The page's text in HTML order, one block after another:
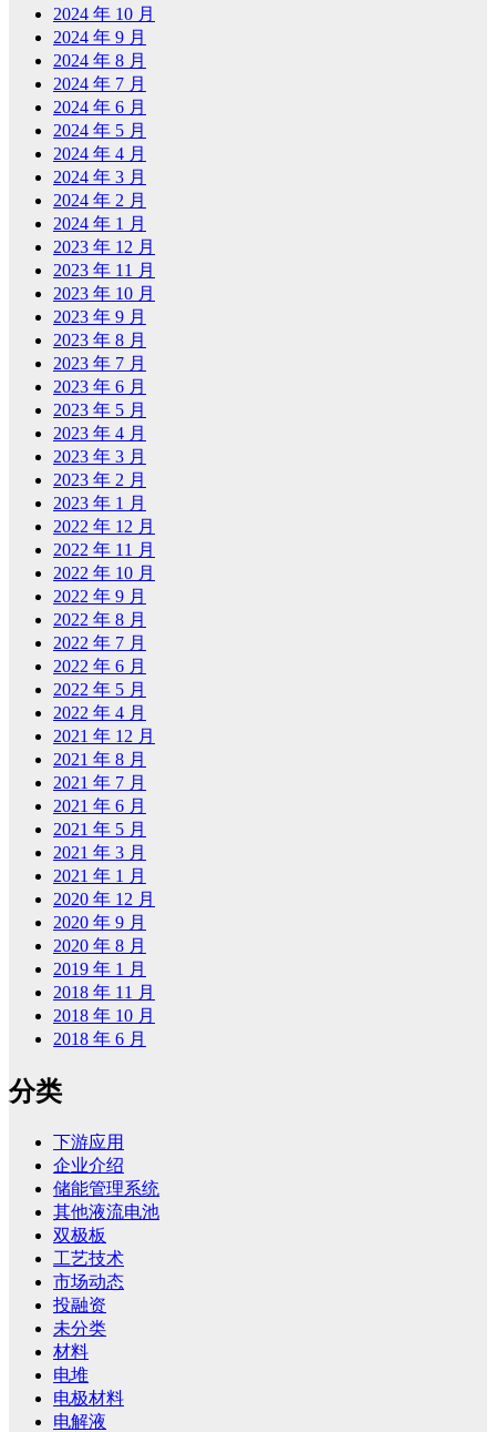
2024 年 10 月
2024 年 9 月
2024 年 8 月
2024 年 7 月
2024 年 6 月
2024 年 5 月
2024 年 4 月
2024 年 3 月
2024 年 2 月
2024 年 1 月
2023 年 12 月
2023 年 11 月
2023 年 10 月
2023 年 9 月
2023 年 8 月
2023 年 7 月
2023 年 6 月
2023 年 5 月
2023 年 4 月
2023 年 3 月
2023 年 2 月
2023 年 1 月
2022 年 12 月
2022 年 11 月
2022 年 10 月
2022 年 9 月
2022 年 8 月
2022 年 7 月
2022 年 6 月
2022 年 5 月
2022 年 4 月
2021 年 12 月
2021 年 8 月
2021 年 7 月
2021 年 6 月
2021 年 5 月
2021 年 3 月
2021 年 1 月
2020 年 12 月
2020 年 9 月
2020 年 8 月
2019 年 1 月
2018 年 11 月
2018 年 10 月
2018 年 6 月
分类
下游应用
企业介绍
储能管理系统
其他液流电池
双极板
工艺技术
市场动态
投融资
未分类
材料
电堆
电极材料
电解液